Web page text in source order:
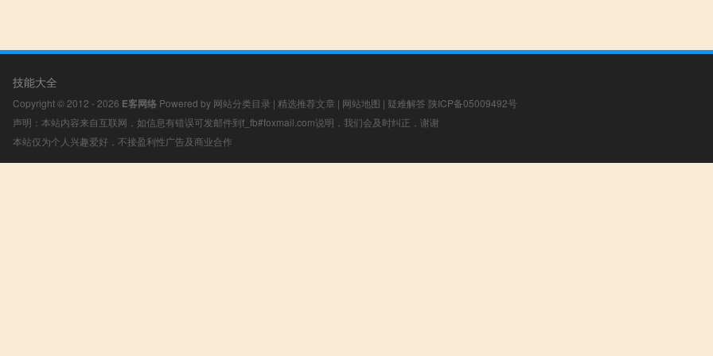
技能大全
Copyright © 2012 - 2026 E客网络 Powered by 网站分类目录 | 精选推荐文章 | 网站地图 | 疑难解答 陕ICP备05009492号
声明：本站内容来自互联网，如信息有错误可发邮件到f_fb#foxmail.com说明，我们会及时纠正，谢谢
本站仅为个人兴趣爱好，不接盈利性广告及商业合作